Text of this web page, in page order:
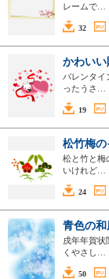
レームで…
32
かわい
バレンタイ
ったうさ…
19
松竹梅の
松と竹と梅
いけれど…
24
青色の
戌年年賀状
くやさし…
50